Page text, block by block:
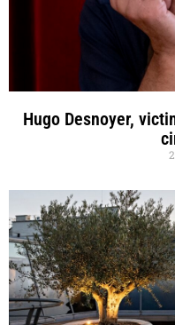
Hugo Desnoyer,